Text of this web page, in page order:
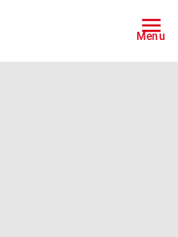
Menu